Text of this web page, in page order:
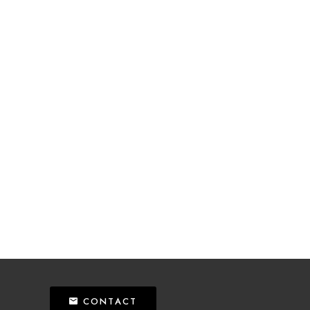
CONTACT